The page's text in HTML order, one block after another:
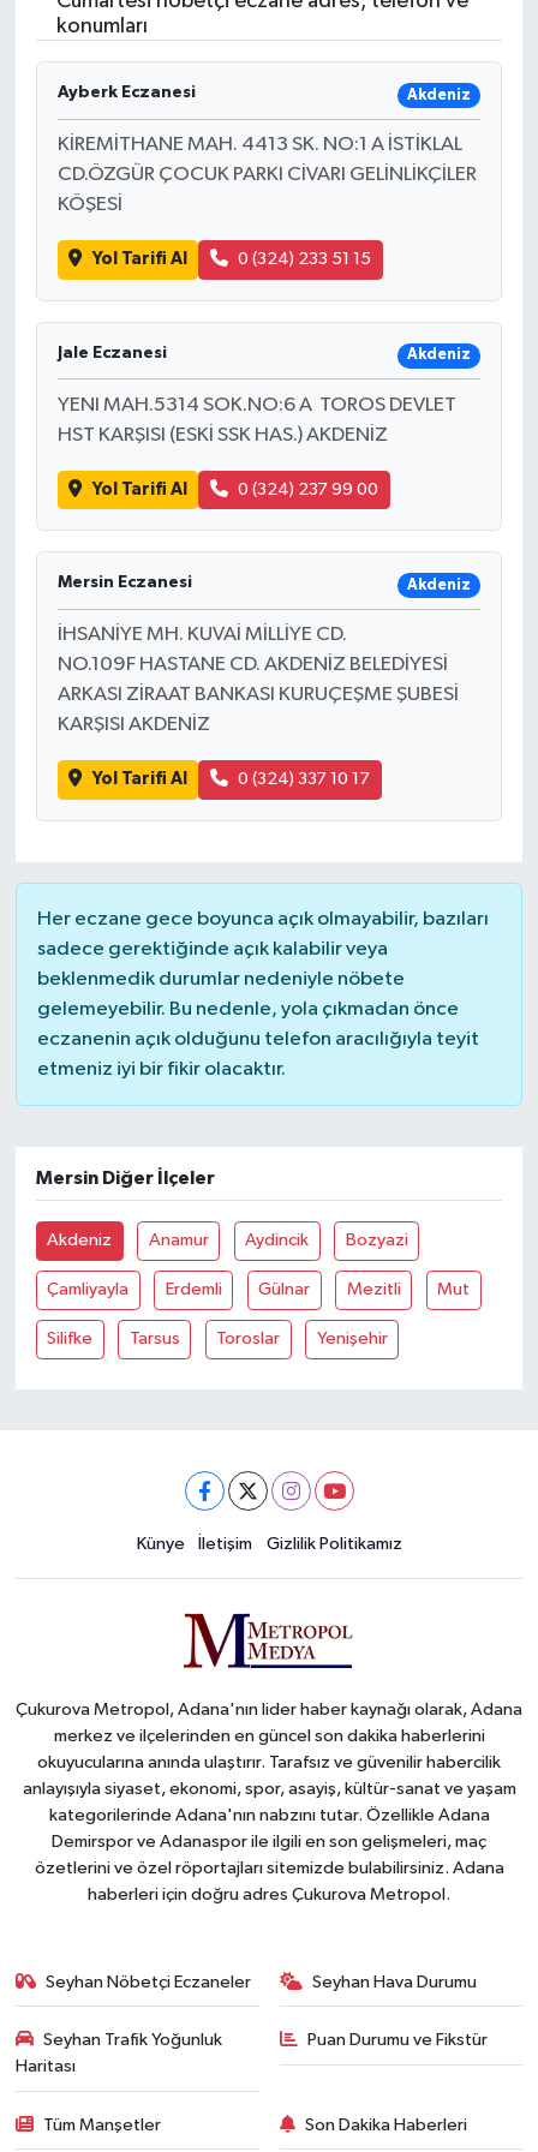
konumları
Ayberk Eczanesi Akdeniz
KİREMİTHANE MAH. 4413 SK. NO:1 A İSTİKLAL
CD.ÖZGÜR ÇOCUK PARKI CİVARI GELİNLİKÇİLER
KÖŞESİ
Yol Tarifi Al 0 (324) 233 51 15
Jale Eczanesi Akdeniz
YENI MAH.5314 SOK.NO:6 A TOROS DEVLET
HST KARŞISI (ESKİ SSK HAS.) AKDENİZ
Yol Tarifi Al 0 (324) 237 99 00
Mersin Eczanesi Akdeniz
İHSANİYE MH. KUVAİ MİLLİYE CD.
NO.109F HASTANE CD. AKDENİZ BELEDİYESİ
ARKASI ZİRAAT BANKASI KURUÇEŞME ŞUBESİ
KARŞISI AKDENİZ
Yol Tarifi Al 0 (324) 337 10 17
Her eczane gece boyunca açık olmayabilir, bazıları
sadece gerektiğinde açık kalabilir veya
beklenmedik durumlar nedeniyle nöbete
gelemeyebilir. Bu nedenle, yola çıkmadan önce
eczanenin açık olduğunu telefon aracılığıyla teyit
etmeniz iyi bir fikir olacaktır.
Mersin Diğer İlçeler
Akdeniz Anamur Aydincik Bozyazi
Çamliyayla Erdemli Gülnar Mezitli Mut
Silifke Tarsus Toroslar Yenişehir
Künye İletişim Gizlilik Politikamız
Çukurova Metropol, Adana'nın lider haber kaynağı olarak, Adana
merkez ve ilçelerinden en güncel son dakika haberlerini
okuyucularına anında ulaştırır. Tarafsız ve güvenilir habercilik
anlayışıyla siyaset, ekonomi, spor, asayiş, kültür-sanat ve yaşam
kategorilerinde Adana'nın nabzını tutar. Özellikle Adana
Demirspor ve Adanaspor ile ilgili en son gelişmeleri, maç
özetlerini ve özel röportajları sitemizde bulabilirsiniz. Adana
haberleri için doğru adres Çukurova Metropol.
Seyhan Nöbetçi Eczaneler Seyhan Hava Durumu
Seyhan Trafik Yoğunluk
Haritası
Puan Durumu ve Fikstür
Tüm Manşetler Son Dakika Haberleri
Resmi İlanlar